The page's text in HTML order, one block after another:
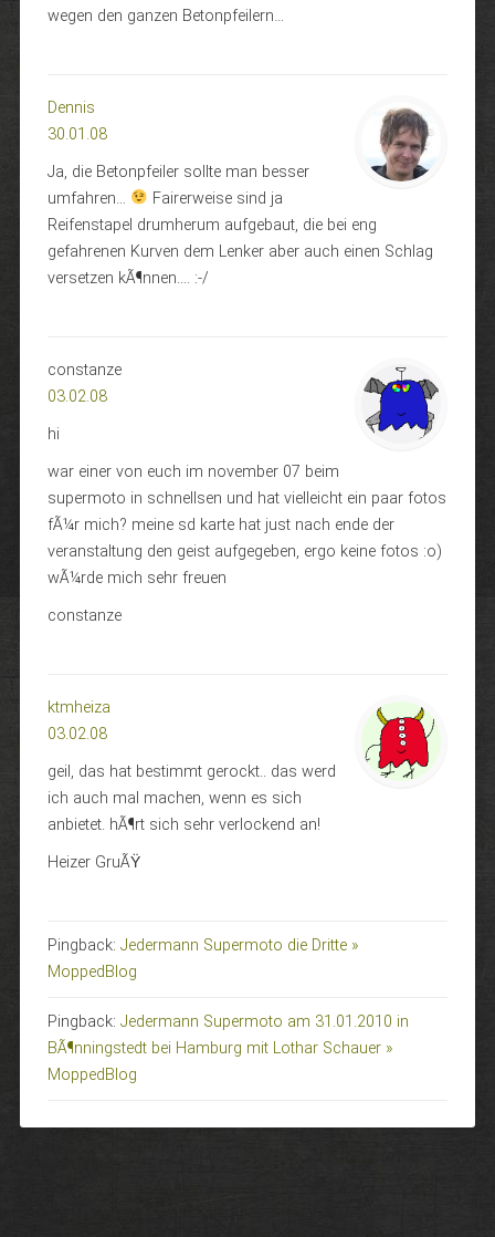
wegen den ganzen Betonpfeilern…
Dennis
30.01.08
Ja, die Betonpfeiler sollte man besser
umfahren…
Fairerweise sind ja
Reifenstapel drumherum aufgebaut, die bei eng
gefahrenen Kurven dem Lenker aber auch einen Schlag
versetzen kÃ¶nnen…. :-/
constanze
03.02.08
hi
war einer von euch im november 07 beim
supermoto in schnellsen und hat vielleicht ein paar fotos
fÃ¼r mich? meine sd karte hat just nach ende der
veranstaltung den geist aufgegeben, ergo keine fotos :o)
wÃ¼rde mich sehr freuen
constanze
ktmheiza
03.02.08
geil, das hat bestimmt gerockt.. das werd
ich auch mal machen, wenn es sich
anbietet. hÃ¶rt sich sehr verlockend an!
Heizer GruÃŸ
Pingback: Jedermann Supermoto die Dritte »
MoppedBlog
Pingback: Jedermann Supermoto am 31.01.2010 in
BÃ¶nningstedt bei Hamburg mit Lothar Schauer »
MoppedBlog